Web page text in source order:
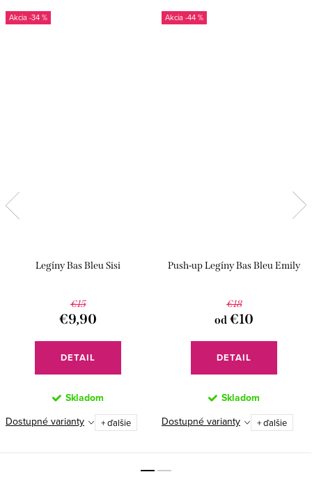
-34 %
Legíny Bas Bleu Sisi
€15
€9,90
DETAIL
Skladom
Dostupné varianty
+ ďalšie
-44 %
Push-up Legíny Bas Bleu Emily
€18
od €10
DETAIL
Skladom
Dostupné varianty
+ ďalšie